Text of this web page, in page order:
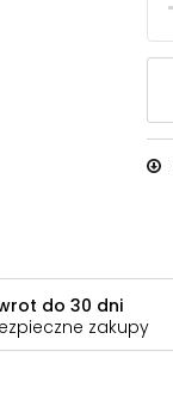
do 30 dni
zakupy